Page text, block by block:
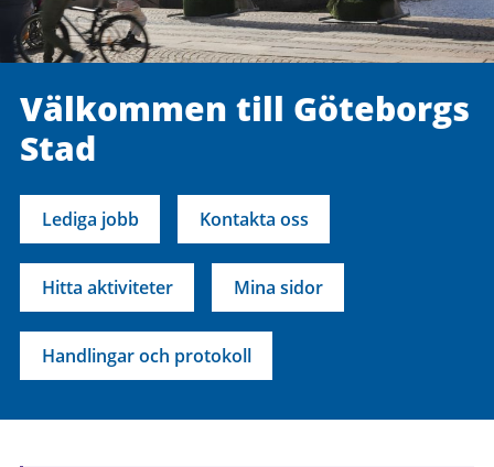
Välkommen till Göteborgs
Stad
Lediga jobb Kontakta oss
Hitta aktiviteter Mina sidor
Handlingar och protokoll